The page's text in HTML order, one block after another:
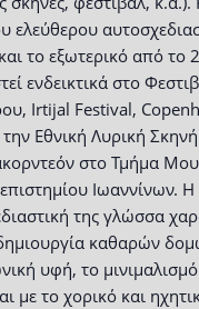
ελεύθερου
το εξωτερικό από το
ενδεικτικά στo
Irtijal Festival,
Εθνική Λυρική
στο Τμήμα
Ιωαννίνων. Η
της γλώσσα
καθαρών
υφή, το
με το χορικό και